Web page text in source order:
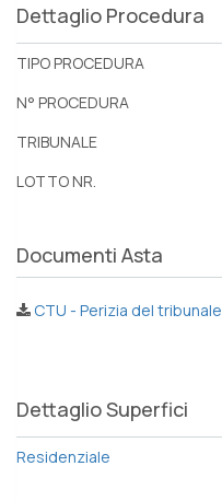
Dettaglio Procedura
TIPO PROCEDURA
N° PROCEDURA
TRIBUNALE
LOTTO NR.
Documenti Asta
CTU - Perizia del tribunale
Dettaglio Superfici
Residenziale